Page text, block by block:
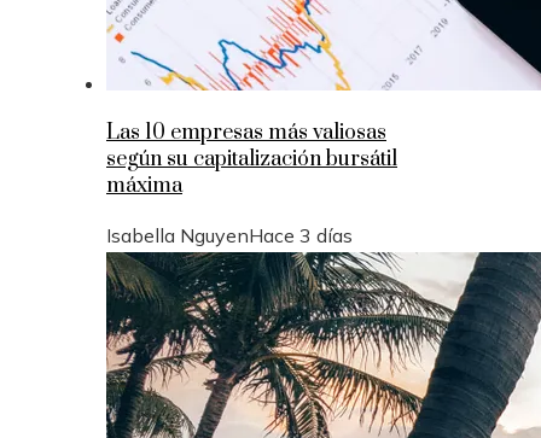
Las 10 empresas más valiosas
según su capitalización bursátil
máxima
Isabella NguyenHace 3 días